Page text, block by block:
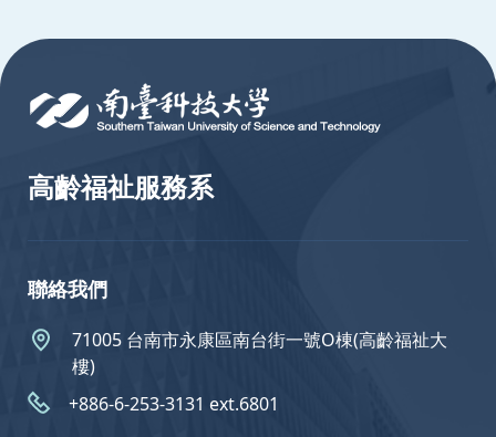
高齡福祉服務系
聯絡我們
71005 台南市永康區南台街一號O棟(高齡福祉大
樓)
+886-6-253-3131 ext.6801